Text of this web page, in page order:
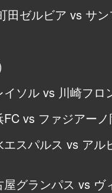
田ゼルビア vs サ
イソル vs 川崎フロ
FC vs ファジアー
エスパルス vs アル
屋グランパス vs ヴ